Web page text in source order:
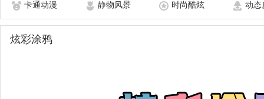
卡通动漫 静物风景 时尚酷炫 动态
炫彩涂鸦